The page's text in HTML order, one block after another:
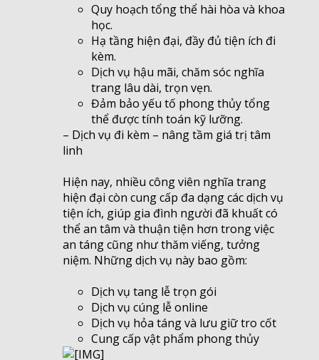
Quy hoạch tổng thể hài hòa và khoa
học.
Hạ tầng hiện đại, đầy đủ tiện ích đi
kèm.
Dịch vụ hậu mãi, chăm sóc nghĩa
trang lâu dài, trọn vẹn.
Đảm bảo yếu tố phong thủy tổng
thể được tính toán kỹ lưỡng.
– Dịch vụ đi kèm – nâng tầm giá trị tâm
linh
Hiện nay, nhiều công viên nghĩa trang
hiện đại còn cung cấp đa dạng các dịch vụ
tiện ích, giúp gia đình người đã khuất có
thể an tâm và thuận tiện hơn trong việc
an táng cũng như thăm viếng, tưởng
niệm. Những dịch vụ này bao gồm:
Dịch vụ tang lễ trọn gói
Dịch vụ cúng lễ online
Dịch vụ hỏa táng và lưu giữ tro cốt
Cung cấp vật phẩm phong thủy